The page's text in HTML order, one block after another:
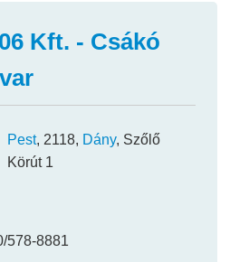
Kft. - Csákó
Pest, 2118, Dány, Szőlő
Körút 1
578-8881